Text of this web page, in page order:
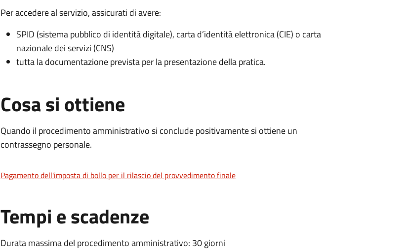
Per accedere al servizio, assicurati di avere:
SPID (sistema pubblico di identità digitale), carta d’identità elettronica (CIE) o carta
nazionale dei servizi (CNS)
tutta la documentazione prevista per la presentazione della pratica.
Cosa si ottiene
Quando il procedimento amministrativo si conclude positivamente si ottiene un
contrassegno personale.
Pagamento dell'imposta di bollo per il rilascio del provvedimento finale
Tempi e scadenze
Durata massima del procedimento amministrativo: 30 giorni